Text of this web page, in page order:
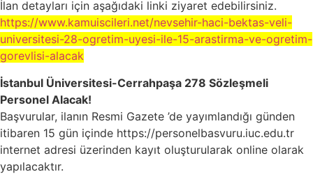
İlan detayları için aşağıdaki linki ziyaret edebilirsiniz.
https://www.kamuiscileri.net/nevsehir-haci-bektas-veli-
universitesi-28-ogretim-uyesi-ile-15-arastirma-ve-ogretim-
gorevlisi-alacak
İstanbul Üniversitesi-Cerrahpaşa 278 Sözleşmeli
Personel Alacak!
Başvurular, ilanın Resmi Gazete ’de yayımlandığı günden
itibaren 15 gün içinde https://personelbasvuru.iuc.edu.tr
internet adresi üzerinden kayıt oluşturularak online olarak
yapılacaktır.